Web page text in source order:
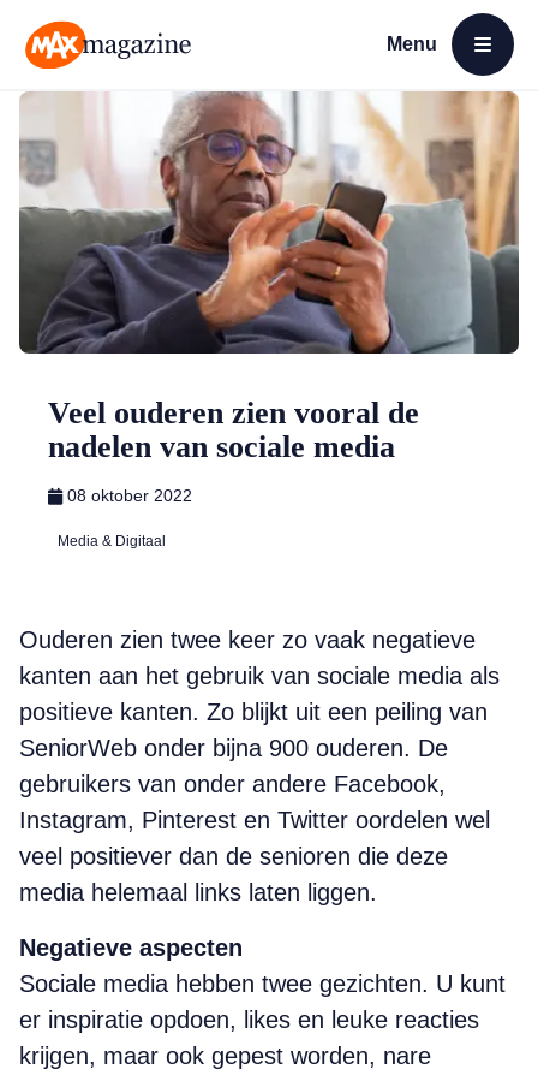
Menu
Open menu
Veel ouderen zien vooral de
nadelen van sociale media
08 oktober 2022
Media & Digitaal
Ouderen zien twee keer zo vaak negatieve
kanten aan het gebruik van sociale media als
positieve kanten. Zo blijkt uit een peiling van
SeniorWeb onder bijna 900 ouderen. De
gebruikers van onder andere Facebook,
Instagram, Pinterest en Twitter oordelen wel
veel positiever dan de senioren die deze
media helemaal links laten liggen.
Negatieve aspecten
Sociale media hebben twee gezichten. U kunt
er inspiratie opdoen, likes en leuke reacties
krijgen, maar ook gepest worden, nare